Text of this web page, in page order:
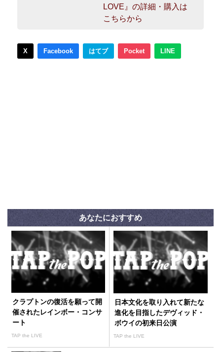
LOVE』の詳細・購入は
こちらから
X Facebook はてブ Pocket LINE
あなたにおすすめ
クラプトンの復活を願って開
催されたレインボー・コンサ
ート
TAP the LIVE
日本文化を取り入れて新たな
進化を目指したデヴィッド・
ボウイの初来日公演
TAP the LIVE